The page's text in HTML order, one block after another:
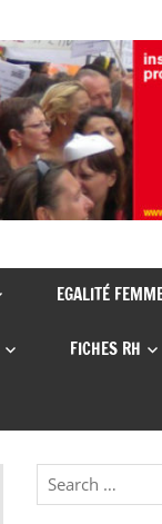
EGALITÉ
FICHES RH